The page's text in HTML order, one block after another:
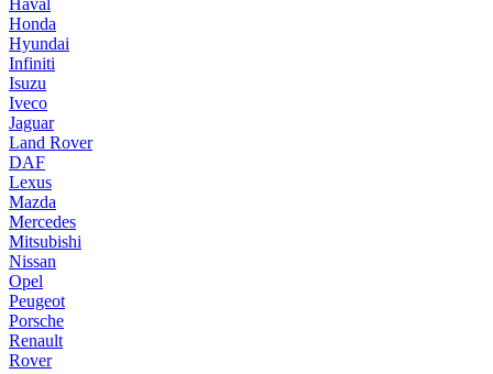
Honda
Hyundai
Infiniti
Isuzu
Iveco
Jaguar
Land Rover
DAF
Lexus
Mazda
Mercedes
Mitsubishi
Nissan
Opel
Peugeot
Porsche
Renault
Rover